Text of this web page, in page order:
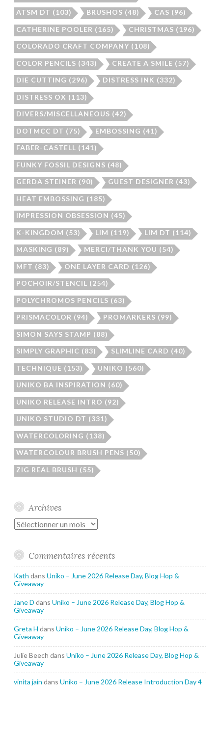
ATSM DT (103) BRUSHOS (48) CAS (96)
CATHERINE POOLER (165) CHRISTMAS (196)
COLORADO CRAFT COMPANY (108)
COLOR PENCILS (343) CREATE A SMILE (57)
DIE CUTTING (296) DISTRESS INK (332)
DISTRESS OX (113)
DIVERS/MISCELLANEOUS (42)
DOTMCC DT (75) EMBOSSING (41)
FABER-CASTELL (141)
FUNKY FOSSIL DESIGNS (48)
GERDA STEINER (90) GUEST DESIGNER (43)
HEAT EMBOSSING (185)
IMPRESSION OBSESSION (45)
K-KINGDOM (53) LIM (119) LIM DT (114)
MASKING (89) MERCI/THANK YOU (54)
MFT (83) ONE LAYER CARD (126)
POCHOIR/STENCIL (254)
POLYCHROMOS PENCILS (63)
PRISMACOLOR (94) PROMARKERS (99)
SIMON SAYS STAMP (88)
SIMPLY GRAPHIC (83) SLIMLINE CARD (40)
TECHNIQUE (153) UNIKO (560)
UNIKO BA INSPIRATION (60)
UNIKO RELEASE INTRO (92)
UNIKO STUDIO DT (331)
WATERCOLORING (138)
WATERCOLOUR BRUSH PENS (50)
ZIG REAL BRUSH (55)
Archives
Archives
Commentaires récents
Kath dans Uniko – June 2026 Release Day, Blog Hop &
Giveaway
Jane D dans Uniko – June 2026 Release Day, Blog Hop &
Giveaway
Greta H dans Uniko – June 2026 Release Day, Blog Hop &
Giveaway
Julie Beech dans Uniko – June 2026 Release Day, Blog Hop &
Giveaway
vinita jain dans Uniko – June 2026 Release Introduction Day 4